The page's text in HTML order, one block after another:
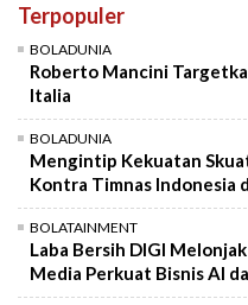
Terpopuler
BOLADUNIA
Roberto Mancini
Italia
BOLADUNIA
Mengintip Kekuatan
Kontra Timnas Indonesia
BOLATAINMENT
Laba Bersih DIGI
Media Perkuat Bisnis AI